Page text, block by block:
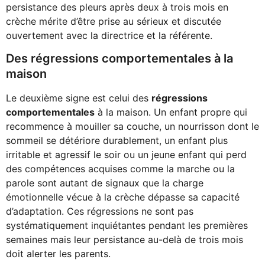
persistance des pleurs après deux à trois mois en
crèche mérite d’être prise au sérieux et discutée
ouvertement avec la directrice et la référente.
Des régressions comportementales à la
maison
Le deuxième signe est celui des régressions
comportementales à la maison. Un enfant propre qui
recommence à mouiller sa couche, un nourrisson dont le
sommeil se détériore durablement, un enfant plus
irritable et agressif le soir ou un jeune enfant qui perd
des compétences acquises comme la marche ou la
parole sont autant de signaux que la charge
émotionnelle vécue à la crèche dépasse sa capacité
d’adaptation. Ces régressions ne sont pas
systématiquement inquiétantes pendant les premières
semaines mais leur persistance au-delà de trois mois
doit alerter les parents.